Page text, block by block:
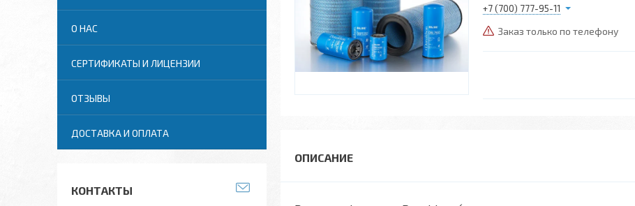
+7 (700) 777-95-11
Заказ только по телефону
О НАС
СЕРТИФИКАТЫ И ЛИЦЕНЗИИ
ОТЗЫВЫ
ДОСТАВКА И ОПЛАТА
КОНТАКТЫ